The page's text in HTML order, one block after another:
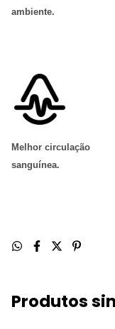
ambiente.
Melhor circulação
sanguínea.
Produtos